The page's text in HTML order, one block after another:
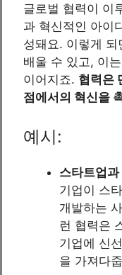
글로벌 협력이 이
과 혁신적인 아이
성돼요. 이렇게
배울 수 있고, 이
이어지죠. 협력은
점에서의 혁신을
예시:
스타트업
기업이 스
개발하는
런 협력은
기업에 신
을 가져다